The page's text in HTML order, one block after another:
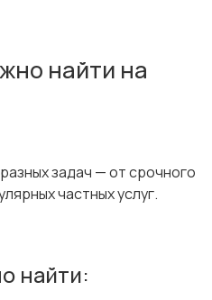
найти на
задач — от срочного
частных услуг.
найти: